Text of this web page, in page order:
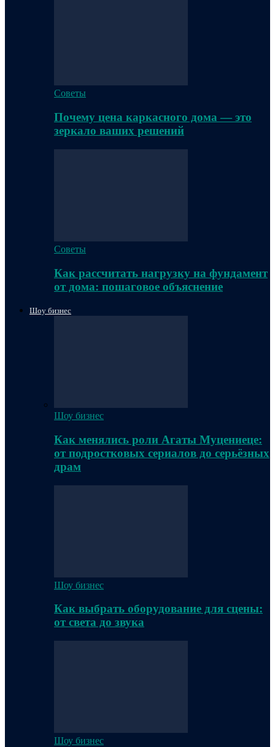
Советы
Почему цена каркасного дома — это
зеркало ваших решений
Советы
Как рассчитать нагрузку на фундамент
от дома: пошаговое объяснение
Шоу бизнес
Шоу бизнес
Как менялись роли Агаты Муцениеце:
от подростковых сериалов до серьёзных
драм
Шоу бизнес
Как выбрать оборудование для сцены:
от света до звука
Шоу бизнес